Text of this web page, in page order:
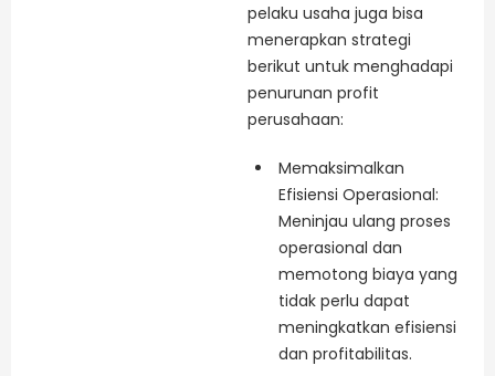
pelaku usaha juga bisa
menerapkan strategi
berikut untuk menghadapi
penurunan profit
perusahaan:
Memaksimalkan
Efisiensi Operasional:
Meninjau ulang proses
operasional dan
memotong biaya yang
tidak perlu dapat
meningkatkan efisiensi
dan profitabilitas.